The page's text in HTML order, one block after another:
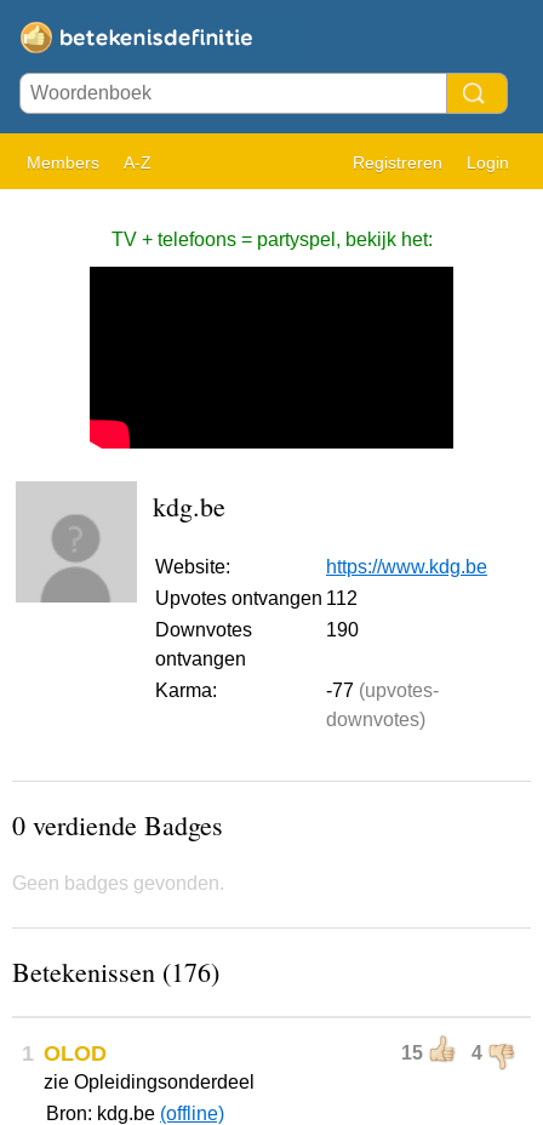
Members A-Z Registreren Login
TV + telefoons = partyspel, bekijk het:
kdg.be
Website:
https://www.kdg.be
Upvotes ontvangen 112
Downvotes
ontvangen
190
Karma: -77 (upvotes-
downvotes)
0 verdiende Badges
Geen badges gevonden.
Betekenissen (176)
1 15 4
OLOD
zie Opleidingsonderdeel
Bron: kdg.be (offline)